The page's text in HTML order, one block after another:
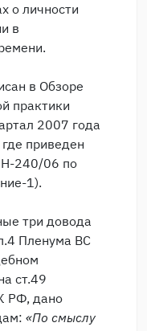
о личности
в
в Обзоре
практики
2007 года
приведен
240/06 по
1).
три довода
Пленума ВС
ст.49
РФ, дано
«По смыслу